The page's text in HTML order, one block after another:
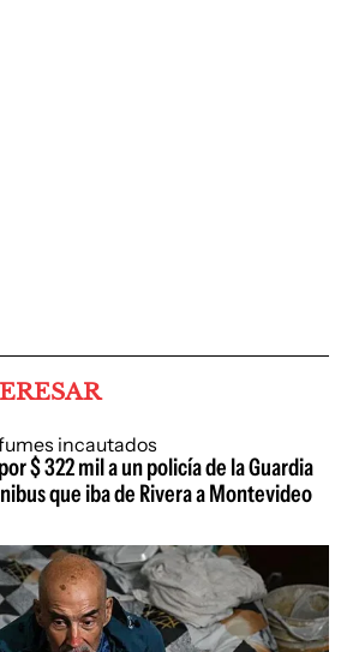
$ 322 mil a un policía de la Guardia
que iba de Rivera a Montevideo